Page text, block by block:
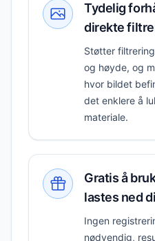
Tydelig
direkte
Støtter
og høyde, og
hvor bildet
det enklere å
materiale.
Gratis å
lastes ned
Ingen
nødvendig,